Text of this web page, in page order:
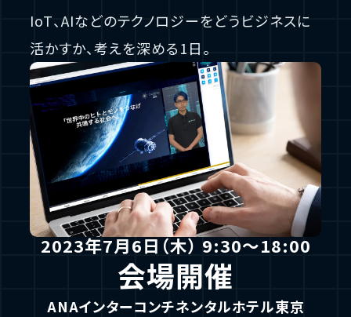
IoT、AIなどのテクノロジーをどうビジネスに
活かすか、考えを深める1日。
2023年7月6日（木） 9:30〜18:00
会場開催
ANAインターコンチネンタルホテル東京